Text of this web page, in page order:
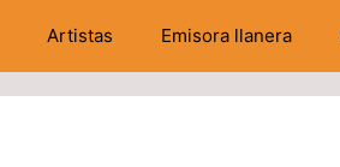
Artistas Emisora llanera